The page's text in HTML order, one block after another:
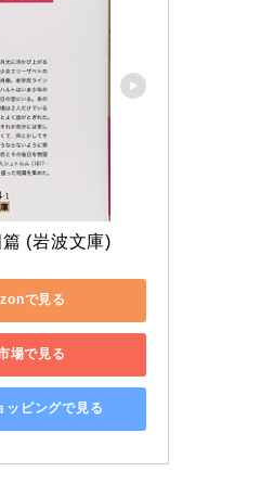
(岩波文庫)
で見る
場で見る
ッピングで見る